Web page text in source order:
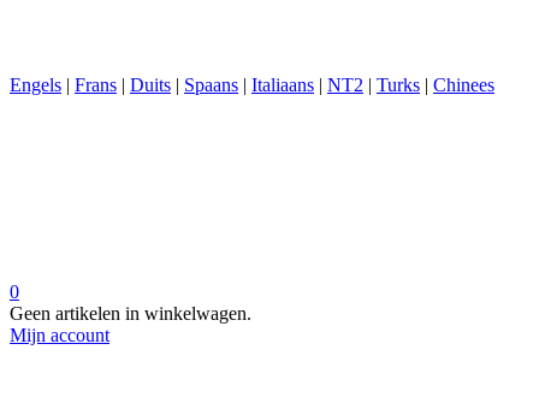
Engels | Frans | Duits | Spaans | Italiaans | NT2 | Turks | Chinees
0
Geen artikelen in winkelwagen.
Mijn account